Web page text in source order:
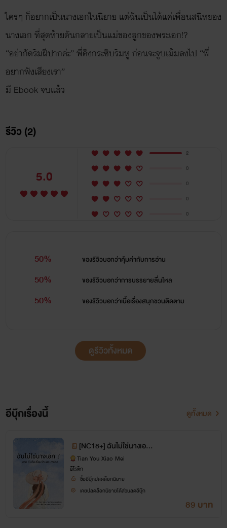
ใครๆ ก็อยากเป็นนางเอกในนิยาย แต่ฉันเป็นได้แค่เพื่อนสนิทของ
นางเอก ที่สุดท้ายดันกลายเป็นแม่ของลูกของพระเอก!?
“อย่ากัดริมฝีปากค่ะ” พี่คิงกระซิบริมหู ก่อนจะจูบเม้มลงไป “พี่
อยากฟังเสียงเรา”
มี Ebook จบแล้ว
รีวิว (2)
5.0
2
0
0
0
0
50% ของรีวิวบอกว่าคุ้มค่ากับการอ่าน
50% ของรีวิวบอกว่าการบรรยายลื่นไหล
50% ของรีวิวบอกว่าเนื้อเรื่องสนุกชวนติดตาม
ดูรีวิวทั้งหมด
อีบุ๊กเรื่องนี้ ดูทั้งหมด
[NC18+] ฉันไม่ใช่นางเอก
(ภาค 1 ฉันคือเพื่อนรักขอ
งนางเอก)
Tian You Xiao Mei
อีโรติก
ซื้ออีบุ๊กปลดล็อกนิยาย
เคยปลดล็อกนิยายได้ส่วนลดอีบุ๊ก
89 บาท